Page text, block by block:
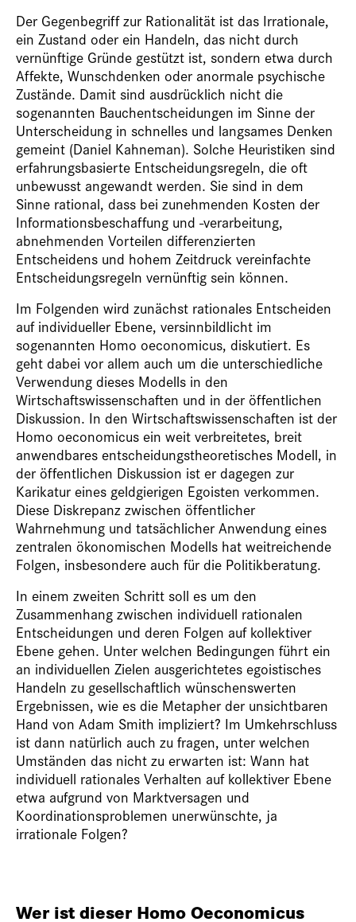
Der Gegenbegriff zur Rationalität ist das Irrationale,
ein Zustand oder ein Handeln, das nicht durch
vernünftige Gründe gestützt ist, sondern etwa durch
Affekte, Wunschdenken oder anormale psychische
Zustände. Damit sind ausdrücklich nicht die
sogenannten Bauchentscheidungen im Sinne der
Unterscheidung in schnelles und langsames Denken
gemeint (Daniel Kahneman). Solche Heuristiken sind
erfahrungsbasierte Entscheidungsregeln, die oft
unbewusst angewandt werden. Sie sind in dem
Sinne rational, dass bei zunehmenden Kosten der
Informationsbeschaffung und -verarbeitung,
abnehmenden Vorteilen differenzierten
Entscheidens und hohem Zeitdruck vereinfachte
Entscheidungsregeln vernünftig sein können.
Im Folgenden wird zunächst rationales Entscheiden
auf individueller Ebene, versinnbildlicht im
sogenannten Homo oeconomicus, diskutiert. Es
geht dabei vor allem auch um die unterschiedliche
Verwendung dieses Modells in den
Wirtschaftswissenschaften und in der öffentlichen
Diskussion. In den Wirtschaftswissenschaften ist der
Homo oeconomicus ein weit verbreitetes, breit
anwendbares entscheidungstheoretisches Modell, in
der öffentlichen Diskussion ist er dagegen zur
Karikatur eines geldgierigen Egoisten verkommen.
Diese Diskrepanz zwischen öffentlicher
Wahrnehmung und tatsächlicher Anwendung eines
zentralen ökonomischen Modells hat weitreichende
Folgen, insbesondere auch für die Politikberatung.
In einem zweiten Schritt soll es um den
Zusammenhang zwischen individuell rationalen
Entscheidungen und deren Folgen auf kollektiver
Ebene gehen. Unter welchen Bedingungen führt ein
an individuellen Zielen ausgerichtetes egoistisches
Handeln zu gesellschaftlich wünschenswerten
Ergebnissen, wie es die Metapher der unsichtbaren
Hand von Adam Smith impliziert? Im Umkehrschluss
ist dann natürlich auch zu fragen, unter welchen
Umständen das nicht zu erwarten ist: Wann hat
individuell rationales Verhalten auf kollektiver Ebene
etwa aufgrund von Marktversagen und
Koordinationsproblemen unerwünschte, ja
irrationale Folgen?
Wer ist dieser Homo Oeconomicus